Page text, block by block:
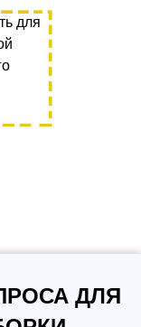
для
ДЛЯ